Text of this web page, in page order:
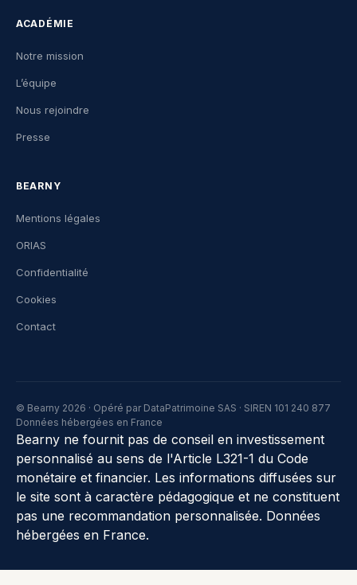
ACADÉMIE
Notre mission
L’équipe
Nous rejoindre
Presse
BEARNY
Mentions légales
ORIAS
Confidentialité
Cookies
Contact
© Bearny 2026 · Opéré par DataPatrimoine SAS · SIREN 101 240 877
Données hébergées en France
Bearny ne fournit pas de conseil en investissement
personnalisé au sens de l'Article L321-1 du Code
monétaire et financier. Les informations diffusées sur
le site sont à caractère pédagogique et ne constituent
pas une recommandation personnalisée. Données
hébergées en France.